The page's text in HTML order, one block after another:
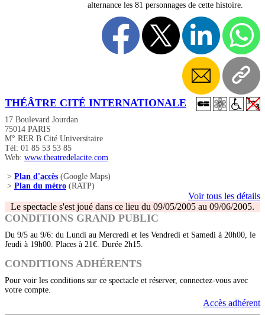
alternance les 81 personnages de cette histoire.
THÉÂTRE CITÉ INTERNATIONALE
17 Boulevard Jourdan
75014 PARIS
M° RER B Cité Universitaire
Tél: 01 85 53 53 85
Web: www.theatredelacite.com
> Plan d'accès (Google Maps)
> Plan du métro (RATP)
Voir tous les détails
Le spectacle s'est joué dans ce lieu du 09/05/2005 au 09/06/2005.
CONDITIONS GRAND PUBLIC
Du 9/5 au 9/6: du Lundi au Mercredi et les Vendredi et Samedi à 20h00, le
Jeudi à 19h00. Places à 21€. Durée 2h15.
CONDITIONS ADHÉRENTS
Pour voir les conditions sur ce spectacle et réserver, connectez-vous avec
votre compte.
Accès adhérent